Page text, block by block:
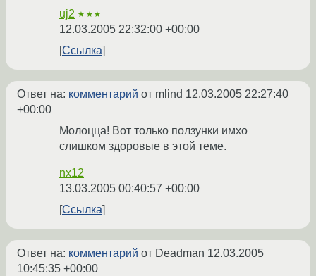
uj2 ★★★
12.03.2005 22:32:00 +00:00
Ссылка
Ответ на: комментарий от mlind 12.03.2005 22:27:40
+00:00
Молоцца! Вот только ползунки имхо
слишком здоровые в этой теме.
nx12
13.03.2005 00:40:57 +00:00
Ссылка
Ответ на: комментарий от Deadman 12.03.2005
10:45:35 +00:00